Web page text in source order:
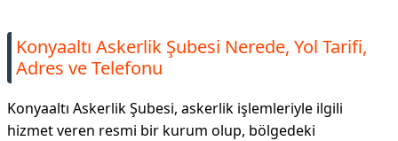
Konyaaltı Askerlik Şubesi Nerede, Yol Tarifi,
Adres ve Telefonu
Konyaaltı Askerlik Şubesi, askerlik işlemleriyle ilgili
hizmet veren resmi bir kurum olup, bölgedeki